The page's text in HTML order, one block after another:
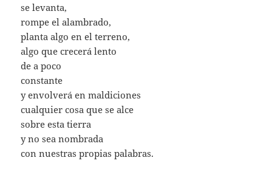
se levanta,
rompe el alambrado,
planta algo en el terreno,
algo que crecerá lento
de a poco
constante
y envolverá en maldiciones
cualquier cosa que se alce
sobre esta tierra
y no sea nombrada
con nuestras propias palabras.